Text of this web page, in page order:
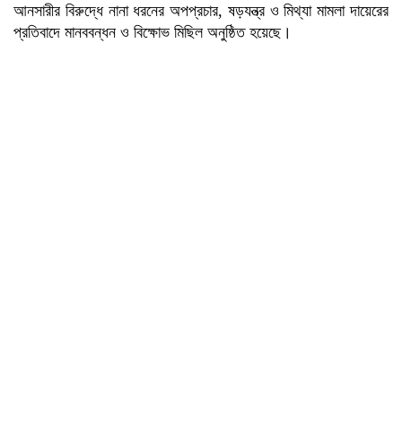
আনসারীর বিরুদ্ধে নানা ধরনের অপপ্রচার, ষড়যন্ত্র ও মিথ্যা মামলা দায়েরের
প্রতিবাদে মানববন্ধন ও বিক্ষোভ মিছিল অনুষ্ঠিত হয়েছে।